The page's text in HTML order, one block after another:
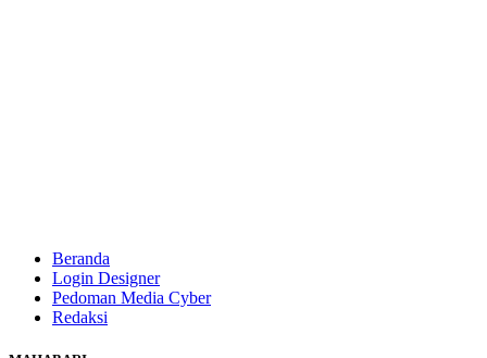
Beranda
Login Designer
Pedoman Media Cyber
Redaksi